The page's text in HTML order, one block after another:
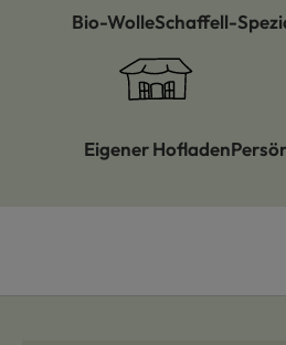
Bio-WolleSchaffell-
Eigener Hofladen